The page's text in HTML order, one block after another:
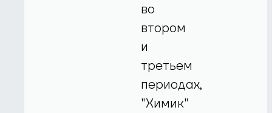
во
втором
и
третьем
периодах,
"Химик"